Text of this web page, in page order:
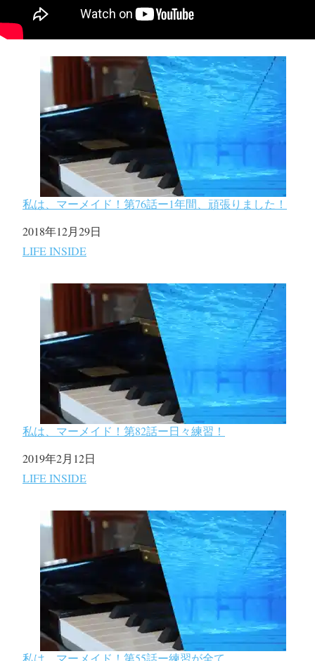
私は、マーメイド！第76話ー1年間、頑張りました！
日付
2018年12月29日
関連理由
LIFE INSIDE
私は、マーメイド！第82話ー日々練習！
日付
2019年2月12日
関連理由
LIFE INSIDE
私は、マーメイド！第55話ー練習が全て